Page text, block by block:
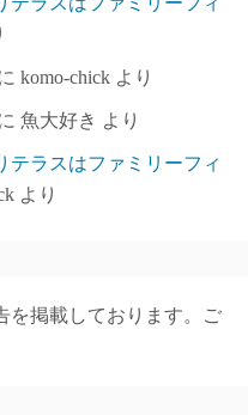
komo-chick より
魚大好き より
テラスはファミリーフィ
より
を掲載しております。ご